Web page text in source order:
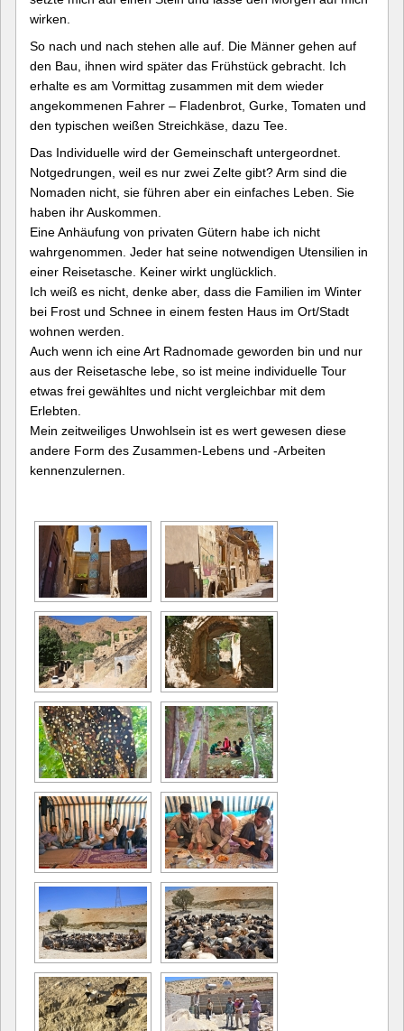
wirken.
So nach und nach stehen alle auf. Die Männer gehen auf
den Bau, ihnen wird später das Frühstück gebracht. Ich
erhalte es am Vormittag zusammen mit dem wieder
angekommenen Fahrer – Fladenbrot, Gurke, Tomaten und
den typischen weißen Streichkäse, dazu Tee.
Das Individuelle wird der Gemeinschaft untergeordnet.
Notgedrungen, weil es nur zwei Zelte gibt? Arm sind die
Nomaden nicht, sie führen aber ein einfaches Leben. Sie
haben ihr Auskommen.
Eine Anhäufung von privaten Gütern habe ich nicht
wahrgenommen. Jeder hat seine notwendigen Utensilien in
einer Reisetasche. Keiner wirkt unglücklich.
Ich weiß es nicht, denke aber, dass die Familien im Winter
bei Frost und Schnee in einem festen Haus im Ort/Stadt
wohnen werden.
Auch wenn ich eine Art Radnomade geworden bin und nur
aus der Reisetasche lebe, so ist meine individuelle Tour
etwas frei gewähltes und nicht vergleichbar mit dem
Erlebten.
Mein zeitweiliges Unwohlsein ist es wert gewesen diese
andere Form des Zusammen-Lebens und -Arbeiten
kennenzulernen.